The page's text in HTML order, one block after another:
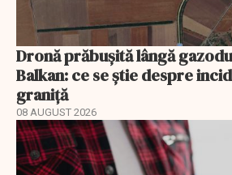
Dronă prăbușită lângă
Balkan: ce se știe despre
graniță
08 AUGUST 2026